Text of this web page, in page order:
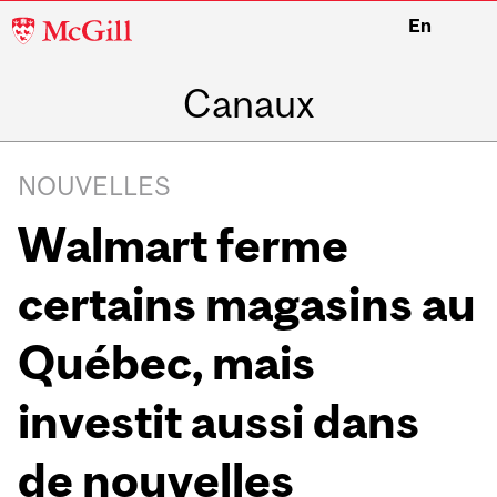
McGill
En
Canaux
NOUVELLES
Walmart ferme
certains magasins au
Québec, mais
investit aussi dans
de nouvelles